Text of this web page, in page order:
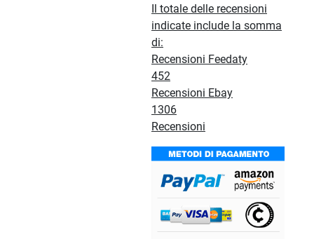
Il totale delle recensioni
indicate include la somma
di:
Recensioni Feedaty
452
Recensioni Ebay
1306
Recensioni